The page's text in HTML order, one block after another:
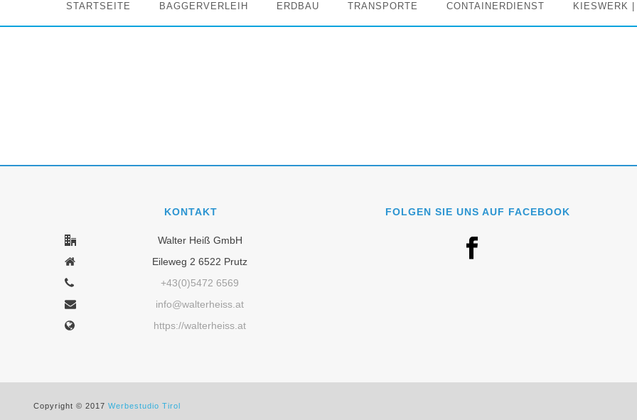
STARTSEITE BAGGERVERLEIH ERDBAU TRANSPORTE CONTAINERDIENST KIESWERK
KONTAKT
Walter Heiß GmbH
Eileweg 2 6522 Prutz
+43(0)5472 6569
info@walterheiss.at
https://walterheiss.at
FOLGEN SIE UNS AUF FACEBOOK
Copyright © 2017 Werbestudio Tirol